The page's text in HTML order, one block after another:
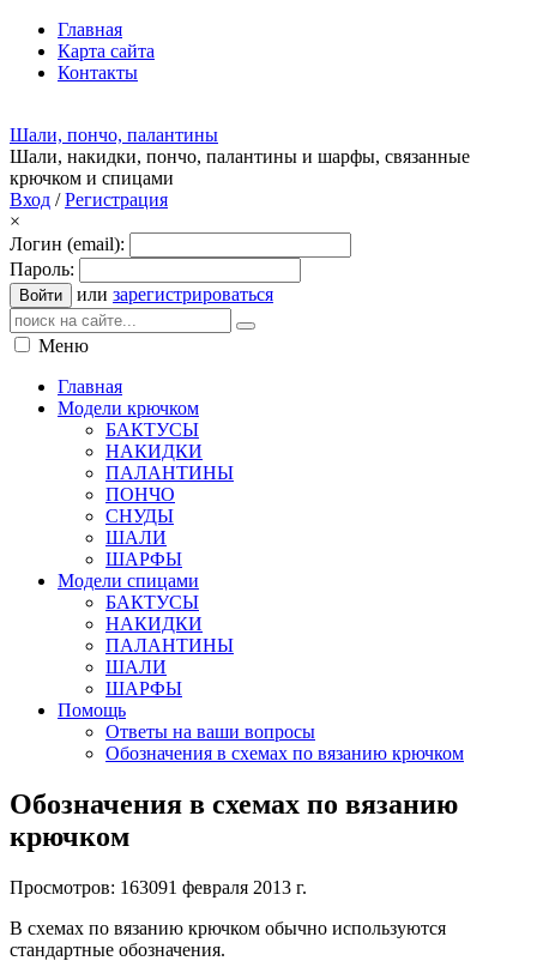
Главная
Карта сайта
Контакты
Шали, пончо, палантины
Шали, накидки, пончо, палантины и шарфы, связанные
крючком и спицами
Вход /Регистрация
×
Логин (email):
Пароль:
Войти или зарегистрироваться
Меню
Главная
Модели крючком
БАКТУСЫ
НАКИДКИ
ПАЛАНТИНЫ
ПОНЧО
СНУДЫ
ШАЛИ
ШАРФЫ
Модели спицами
БАКТУСЫ
НАКИДКИ
ПАЛАНТИНЫ
ШАЛИ
ШАРФЫ
Помощь
Ответы на ваши вопросы
Обозначения в схемах по вязанию крючком
Обозначения в схемах по вязанию
крючком
Просмотров: 163091 февраля 2013 г.
В схемах по вязанию крючком обычно используются
стандартные обозначения.